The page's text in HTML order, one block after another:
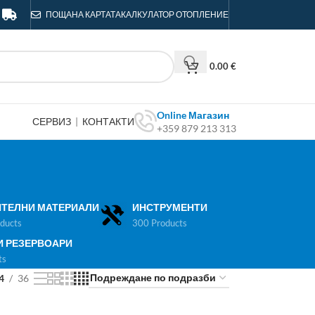
ПОЩАНА КАРТАТАКАЛКУЛАТОР ОТОПЛЕНИЕ
0.00€
СЕРВИЗ | КОНТАКТИ
Online Магазин
+359 879 213 313
МАТЕРИАЛИ ИНСТРУМЕНТИ
300 Products
РЕЗЕРВОАРИ
36